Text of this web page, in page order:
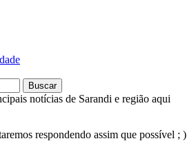
notícias de Sarandi e região aqui
respondendo assim que possível ; )